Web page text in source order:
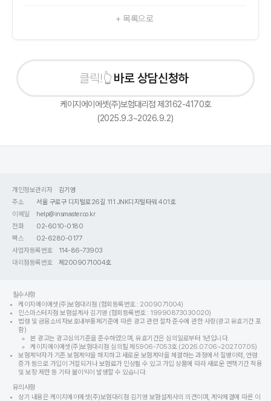
+ 목록으로
바로 상담신청하기
케이지에이에셋(주)보험대리점 제3162-4170호
(2025.9.3~2026.9.2)
개인정보관리자
김기영
주소
서울 구로구 디지털로26길 111 JNK디지털타워 401호
이메일
help@insmaster.co.kr
전화
02-6010-0180
팩스
02-6280-0177
사업자등록번호
114-86-73903
대리점등록번호
제2009071004호
필수사항
케이지에이에셋(주)보험대리점 (협회등록번호 : 2009071004)
인스마스터지점 보험설계사 김기영 (협회등록번호 : 19990873030020)
법령 및 금융소비자보호내부통제기준에 따른 광고 관련 절차 준수에 관한 사항(광고 유효기간 포
함)
본 광고는 광고심의기준을 준수하였으며, 유효기간은 심의일로부터 1년입니다.
케이지에이에셋(주)보험대리점 심의필 제5906-7053호 (2026.07.06~2027.07.05)
보험계약자가 기존 보험계약을 해지하고 새로운 보험계약을 체결하는 과정에서 질병이력, 연령
증가 등으로 가입이 거절되거나 보험료가 인상될 수 있고 가입 상품에 따라 새로운 면책기간 적용
및 보장 제한 등 기타 불이익이 발생할 수 있습니다.
유의사항
상기 내용은 케이지에이에셋(주)보험대리점 김기영 보험설계사의 의견이며, 계약체결에 따른 이